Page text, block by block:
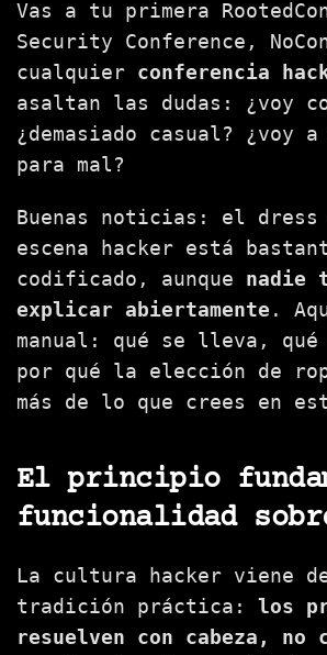
Vas a tu primera
Security Conference,
cualquier conferencia
asaltan las dudas: ¿voy
¿demasiado casual? ¿voy
para mal?
Buenas noticias: el dress
escena hacker está
codificado, aunque nadie
explicar abiertamente .
manual: qué se lleva,
por qué la elección de
más de lo que crees en
El principio
funcionalidad
La cultura hacker viene
tradición práctica: los
resuelven con cabeza, no